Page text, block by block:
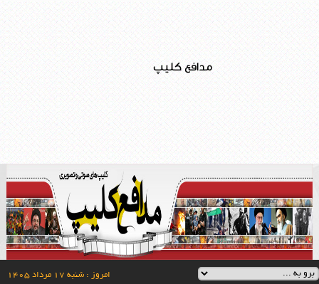
مدافع کلیپ
امروز : شنبه ۱۷ مرداد ۱۴۰۵